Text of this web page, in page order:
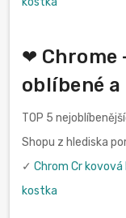
❤ Chrome
oblíbené
TOP 5
Shopu z hlediska
✓ Chrom Cr
kostka